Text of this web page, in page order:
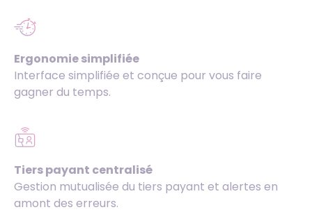
Ergonomie simplifiée
Interface simplifiée et conçue pour vous faire
gagner du temps.
Tiers payant centralisé
Gestion mutualisée du tiers payant et alertes en
amont des erreurs.